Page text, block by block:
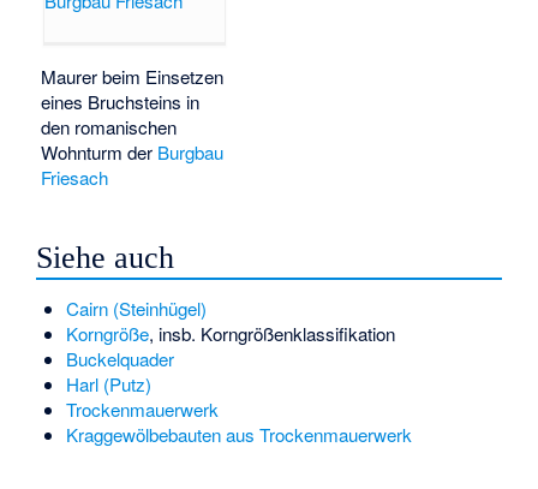
Maurer beim Einsetzen
eines Bruchsteins in
den romanischen
Wohnturm der Burgbau
Friesach
Siehe auch
Cairn (Steinhügel)
Korngröße, insb. Korngrößenklassifikation
Buckelquader
Harl (Putz)
Trockenmauerwerk
Kraggewölbebauten aus Trockenmauerwerk